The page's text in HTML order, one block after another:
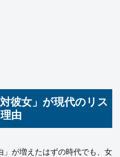
彼女」が現代のリス
由
」が増えたはずの時代でも、女